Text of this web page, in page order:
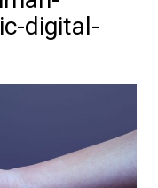
digital-